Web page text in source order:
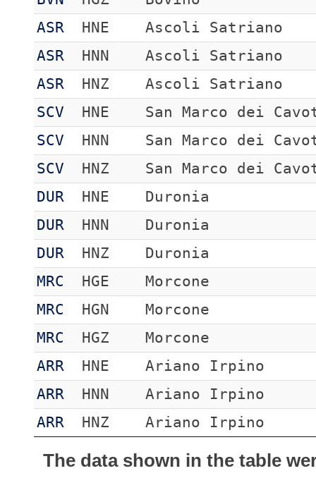
ASR
HNE
Ascoli Satriano
ASR
HNN
Ascoli Satriano
ASR
HNZ
Ascoli Satriano
SCV
HNE
San Marco dei
SCV
HNN
San Marco dei
SCV
HNZ
San Marco dei
DUR
HNE
Duronia
DUR
HNN
Duronia
DUR
HNZ
Duronia
MRC
HGE
Morcone
MRC
HGN
Morcone
MRC
HGZ
Morcone
ARR
HNE
Ariano Irpino
ARR
HNN
Ariano Irpino
ARR
HNZ Ariano Irpino
The data shown in the table